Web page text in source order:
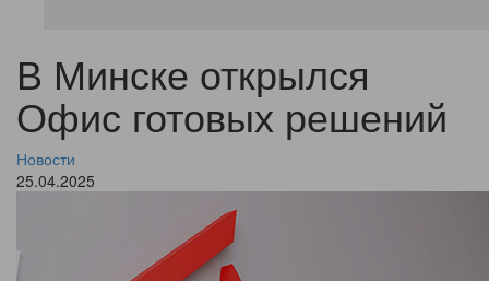
В Минске открылся
Офис готовых решений
Новости
25.04.2025